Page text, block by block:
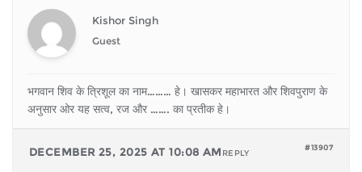
Kishor Singh
Guest
भगवान शिव के त्रिशूल का नाम……… हे। खासकर महाभारत और शिवपुराण के
अनुसार ओर यह सत्व, रज और ……. का प्रतीक हे।
DECEMBER 25, 2025 AT 10:08 AM #13907
REPLY